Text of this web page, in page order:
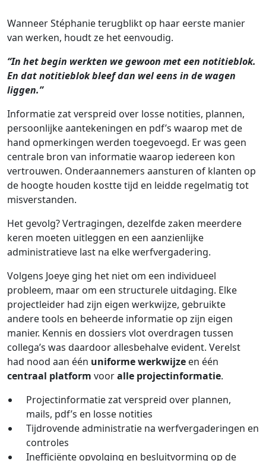
Wanneer Stéphanie terugblikt op haar eerste manier
van werken, houdt ze het eenvoudig.
“In het begin werkten we gewoon met een notitieblok.
En dat notitieblok bleef dan wel eens in de wagen
liggen.”
Informatie zat verspreid over losse notities, plannen,
persoonlijke aantekeningen en pdf’s waarop met de
hand opmerkingen werden toegevoegd. Er was geen
centrale bron van informatie waarop iedereen kon
vertrouwen. Onderaannemers aansturen of klanten op
de hoogte houden kostte tijd en leidde regelmatig tot
misverstanden.
Het gevolg? Vertragingen, dezelfde zaken meerdere
keren moeten uitleggen en een aanzienlijke
administratieve last na elke werfvergadering.
Volgens Joeye ging het niet om een individueel
probleem, maar om een structurele uitdaging. Elke
projectleider had zijn eigen werkwijze, gebruikte
andere tools en beheerde informatie op zijn eigen
manier. Kennis en dossiers vlot overdragen tussen
collega’s was daardoor allesbehalve evident. Verelst
had nood aan één uniforme werkwijze en één
centraal platform vooralle projectinformatie.
Projectinformatie zat verspreid over plannen,
mails, pdf’s en losse notities
Tijdrovende administratie na werfvergaderingen en
controles
Inefficiënte opvolging en besluitvorming op de